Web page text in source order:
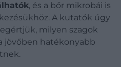
, és a bőr mikrobái is
A kutatók úgy
milyen szagok
jövőben hatékonyabb